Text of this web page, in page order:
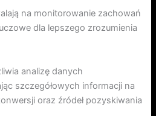
na monitorowanie zachowań
dla lepszego zrozumienia
analizę danych
szczegółowych informacji na
oraz źródeł pozyskiwania